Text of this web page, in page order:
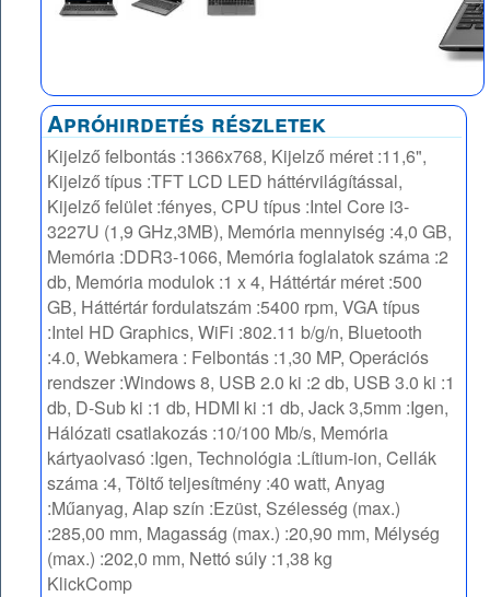
Apróhirdetés részletek
Kijelző felbontás :1366x768, Kijelző méret :11,6",
Kijelző típus :TFT LCD LED háttérvilágítással,
Kijelző felület :fényes, CPU típus :Intel Core i3-
3227U (1,9 GHz,3MB), Memória mennyiség :4,0 GB,
Memória :DDR3-1066, Memória foglalatok száma :2
db, Memória modulok :1 x 4, Háttértár méret :500
GB, Háttértár fordulatszám :5400 rpm, VGA típus
:Intel HD Graphics, WiFi :802.11 b/g/n, Bluetooth
:4.0, Webkamera : Felbontás :1,30 MP, Operációs
rendszer :Windows 8, USB 2.0 ki :2 db, USB 3.0 ki :1
db, D-Sub ki :1 db, HDMI ki :1 db, Jack 3,5mm :Igen,
Hálózati csatlakozás :10/100 Mb/s, Memória
kártyaolvasó :Igen, Technológia :Lítium-ion, Cellák
száma :4, Töltő teljesítmény :40 watt, Anyag
:Műanyag, Alap szín :Ezüst, Szélesség (max.)
:285,00 mm, Magasság (max.) :20,90 mm, Mélység
(max.) :202,0 mm, Nettó súly :1,38 kg
KlickComp